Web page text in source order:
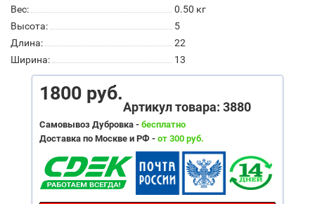
Вес:
0.50 кг
Высота:
5
Длина:
22
Ширина:
13
1800 руб.
Артикул товара: 3880
Самовывоз Дубровка - бесплатно
Доставка по Москве и РФ - от 300 руб.